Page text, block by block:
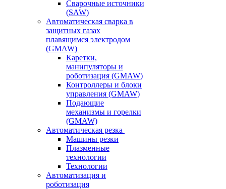
Сварочные источники
(SAW)
Автоматическая сварка в
защитных газах
плавящимся электродом
(GMAW)
Каретки,
манипуляторы и
роботизация (GMAW)
Контроллеры и блоки
управления (GMAW)
Подающие
механизмы и горелки
(GMAW)
Автоматическая резка
Машины резки
Плазменные
технологии
Технологии
Автоматизация и
роботизация